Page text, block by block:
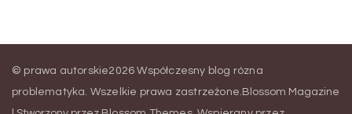
© prawa autorskie2026Współczesny blog rózna
problematyka. Wszelkie prawa zastrzeżone.Blossom Magazine